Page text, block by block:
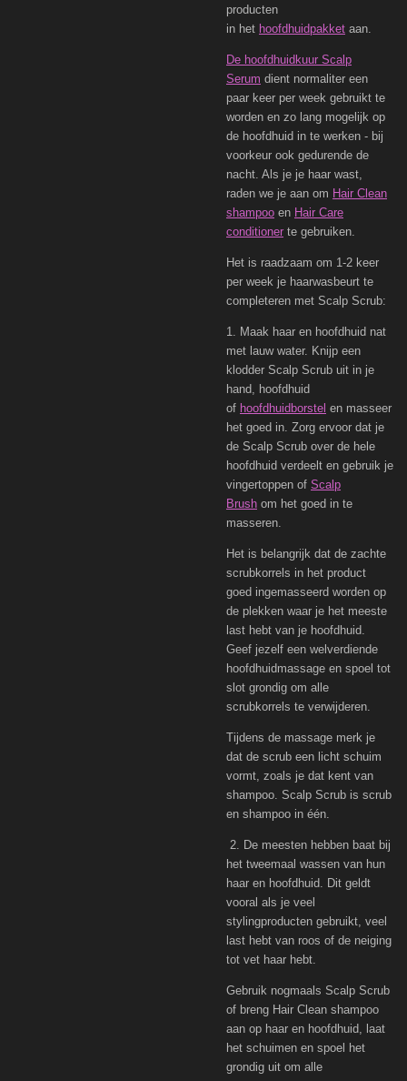
producten
in het hoofdhuidpakket aan.
De hoofdhuidkuur Scalp
Serum dient normaliter een
paar keer per week gebruikt te
worden en zo lang mogelijk op
de hoofdhuid in te werken - bij
voorkeur ook gedurende de
nacht. Als je je haar wast,
raden we je aan om Hair Clean
shampoo en Hair Care
conditioner te gebruiken.
Het is raadzaam om 1-2 keer
per week je haarwasbeurt te
completeren met Scalp Scrub:
1. Maak haar en hoofdhuid nat
met lauw water. Knijp een
klodder Scalp Scrub uit in je
hand, hoofdhuid
of hoofdhuidborstel en masseer
het goed in. Zorg ervoor dat je
de Scalp Scrub over de hele
hoofdhuid verdeelt en gebruik je
vingertoppen of Scalp
Brush om het goed in te
masseren.
Het is belangrijk dat de zachte
scrubkorrels in het product
goed ingemasseerd worden op
de plekken waar je het meeste
last hebt van je hoofdhuid.
Geef jezelf een welverdiende
hoofdhuidmassage en spoel tot
slot grondig om alle
scrubkorrels te verwijderen.
Tijdens de massage merk je
dat de scrub een licht schuim
vormt, zoals je dat kent van
shampoo. Scalp Scrub is scrub
en shampoo in één.
2. De meesten hebben baat bij
het tweemaal wassen van hun
haar en hoofdhuid. Dit geldt
vooral als je veel
stylingproducten gebruikt, veel
last hebt van roos of de neiging
tot vet haar hebt.
Gebruik nogmaals Scalp Scrub
of breng Hair Clean shampoo
aan op haar en hoofdhuid, laat
het schuimen en spoel het
grondig uit om alle